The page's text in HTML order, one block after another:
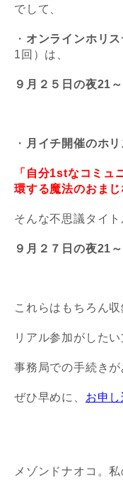
でして、
・ オンラインホリ
1回）は、
９月２５日の夜21
・ 月イチ開催のホ
「自分1stなコミュ
環する魔法のおまじ
そんな不思議タイト
９月２７日の夜21
これらはもちろん収
リアル参加がしたい
事務局での手続きが
ぜひ早めに、 お申し
メゾンドナオコ。